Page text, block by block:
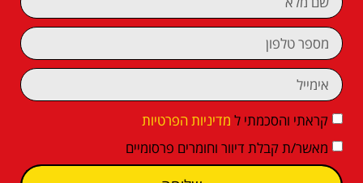
קראתי והסכמתי ל מדיניות הפרטיות
מאשר/ת קבלת דיוור וחומרים פרסומיים